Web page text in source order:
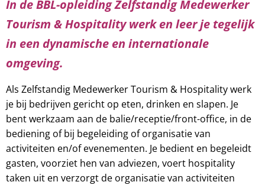
In de BBL-opleidingZelfstandig Medewerker
Tourism & Hospitalitywerk en leer je tegelijk
in een dynamische en internationale
omgeving.
Als Zelfstandig Medewerker Tourism & Hospitality werk
je bij bedrijven gericht op eten, drinken en slapen. Je
bent werkzaam aan de balie/receptie/front-office, in de
bediening of bij begeleiding of organisatie van
activiteiten en/of evenementen. Je bedient en begeleidt
gasten, voorziet hen van adviezen, voert hospitality
taken uit en verzorgt de organisatie van activiteiten